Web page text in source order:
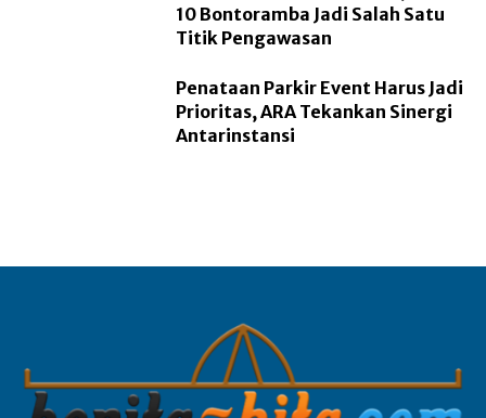
10 Bontoramba Jadi Salah Satu
Titik Pengawasan
Penataan Parkir Event Harus Jadi
Prioritas, ARA Tekankan Sinergi
Antarinstansi